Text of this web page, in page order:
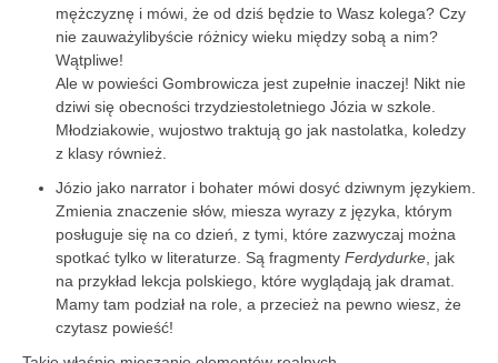
mężczyznę i mówi, że od dziś będzie to Wasz kolega? Czy
nie zauważylibyście różnicy wieku między sobą a nim?
Wątpliwe!
Ale w powieści Gombrowicza jest zupełnie inaczej! Nikt nie
dziwi się obecności trzydziestoletniego Józia w szkole.
Młodziakowie, wujostwo traktują go jak nastolatka, koledzy
z klasy również.
Józio jako narrator i bohater mówi dosyć dziwnym językiem.
Zmienia znaczenie słów, miesza wyrazy z języka, którym
posługuje się na co dzień, z tymi, które zazwyczaj można
spotkać tylko w literaturze. Są fragmenty Ferdydurke , jak
na przykład lekcja polskiego, które wyglądają jak dramat.
Mamy tam podział na role, a przecież na pewno wiesz, że
czytasz powieść!